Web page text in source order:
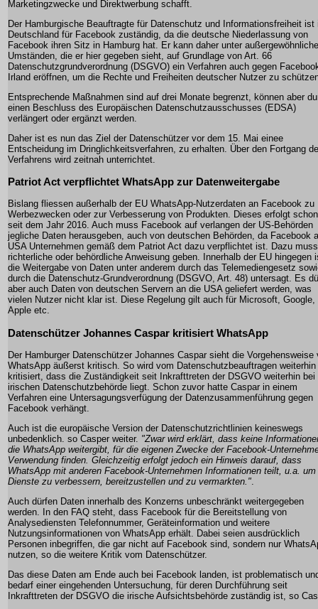
Marketingzwecke und Direktwerbung schafft.
Der Hamburgische Beauftragte für Datenschutz und Informationsfreiheit ist
Deutschland für Facebook zuständig, da die deutsche Niederlassung von
Facebook ihren Sitz in Hamburg hat. Er kann daher unter
Umständen, die er hier gegeben sieht, auf Grundlage von Art. 66
Datenschutzgrundverordnung (DSGVO) ein Verfahren auch gegen
Irland eröffnen, um die Rechte und Freiheiten deutscher Nutzer zu
Entsprechende Maßnahmen sind auf drei Monate begrenzt, können aber
einen Beschluss des Europäischen Datenschutzausschusses (EDSA)
verlängert oder ergänzt werden.
Daher ist es nun das Ziel der Datenschützer vor dem 15. Mai einee
Entscheidung im Dringlichkeitsverfahren, zu erhalten. Über den Fortgang
Verfahrens wird zeitnah unterrichtet.
Patriot Act verpflichtet WhatsApp zur Datenweitergabe
Bislang fliessen außerhalb der EU WhatsApp-Nutzerdaten an Facebook zu
Werbezwecken oder zur Verbesserung von Produkten. Dieses erfolgt schon
seit dem Jahr 2016. Auch muss Facebook auf verlangen der US-Behörden
jegliche Daten herausgeben, auch von deutschen Behörden, da Facebook
USA Unternehmen gemäß dem Patriot Act dazu verpflichtet ist. Dazu
richterliche oder behördliche Anweisung geben. Innerhalb der EU hingegen
die Weitergabe von Daten unter anderem durch das Telemediengesetz
durch die Datenschutz-Grundverordnung (DSGVO, Art. 48) untersagt. Es
aber auch Daten von deutschen Servern an die USA geliefert werden, was
vielen Nutzer nicht klar ist. Diese Regelung gilt auch für Microsoft, Google,
Apple etc.
Datenschützer Johannes Caspar kritisiert WhatsApp
Der Hamburger Datenschützer Johannes Caspar sieht die Vorgehensweise
WhatsApp äußerst kritisch. So wird vom Datenschutzbeauftragen weiterhin
kritisiert, dass die Zuständigkeit seit Inkrafttreten der DSGVO weiterhin bei
irischen Datenschutzbehörde liegt. Schon zuvor hatte Caspar in einem
Verfahren eine Untersagungsverfügung der Datenzusammenführung gegen
Facebook verhängt.
Auch ist die europäische Version der Datenschutzrichtlinien keineswegs
unbedenklich. so Casper weiter. "Zwar wird erklärt, dass keine
die WhatsApp weitergibt, für die eigenen Zwecke der Facebook-
Verwendung finden. Gleichzeitig erfolgt jedoch ein Hinweis darauf, dass
WhatsApp mit anderen Facebook-Unternehmen Informationen teilt, u.a. um
Dienste zu verbessern, bereitzustellen und zu vermarkten."
Auch dürfen Daten innerhalb des Konzerns unbeschränkt weitergegeben
werden. In den FAQ steht, dass Facebook für die Bereitstellung von
Analysediensten Telefonnummer, Geräteinformation und weitere
Nutzungsinformationen von WhatsApp erhält. Dabei seien ausdrücklich
Personen inbegriffen, die gar nicht auf Facebook sind, sondern nur
nutzen, so die weitere Kritik vom Datenschützer.
Das diese Daten am Ende auch bei Facebook landen, ist problematisch
bedarf einer eingehenden Untersuchung, für deren Durchführung seit
Inkrafttreten der DSGVO die irische Aufsichtsbehörde zuständig ist, so